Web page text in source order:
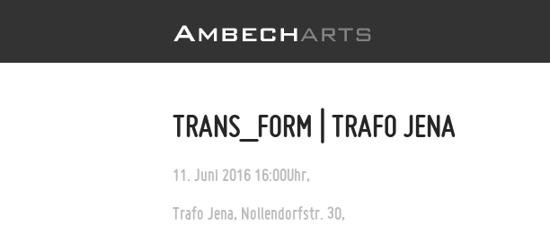
TRANS_FORM | TRAFO JENA
11. Juni 2016 16:00Uhr,
Trafo Jena, Nollendorfstr. 30,